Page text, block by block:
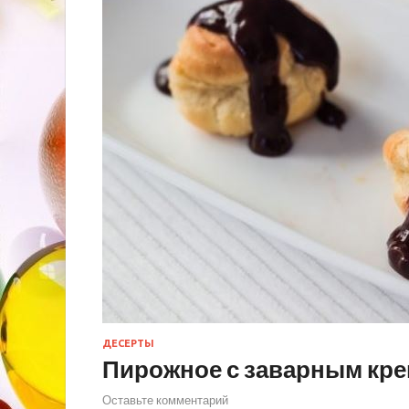
ДЕСЕРТЫ
Пирожное с заварным
Оставьте комментарий